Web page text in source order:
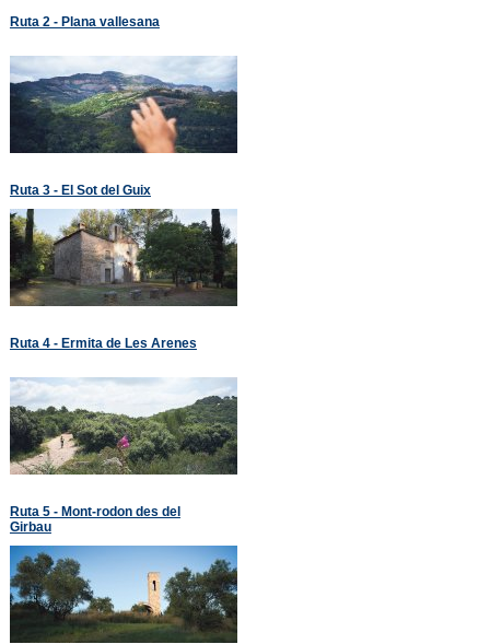
Ruta 2 - Plana vallesana
Ruta 3 - El Sot del Guix
Ruta 4 - Ermita de Les Arenes
Ruta 5 - Mont-rodon des del
Girbau